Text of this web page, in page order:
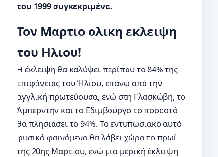
του 1999 συγκεκριμένα.
Τον Μαρτιο ολικη εκλειψη
του Ηλιου!
Η έκλειψη θα καλύψει περίπου το 84% της
επιφάνειας του Ήλιου, επάνω από την
αγγλική πρωτεύουσα, ενώ στη Γλασκώβη, το
Άμπερντην και το Εδιμβούργο το ποσοστό
θα πλησιάσει το 94%. Το εντυπωσιακό αυτό
φυσικό φαινόμενο θα λάβει χώρα το πρωί
της 20ης Μαρτίου, ενώ μια μερική έκλειψη